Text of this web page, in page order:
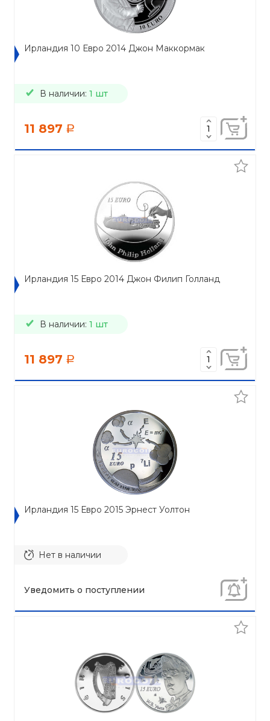
Ирландия 10 Евро 2014 Джон Маккормак
В наличии: 1 шт
11 897 a
Ирландия 15 Евро 2014 Джон Филип Голланд
В наличии: 1 шт
11 897 a
Ирландия 15 Евро 2015 Эрнест Уолтон
Нет в наличии
Уведомить о поступлении